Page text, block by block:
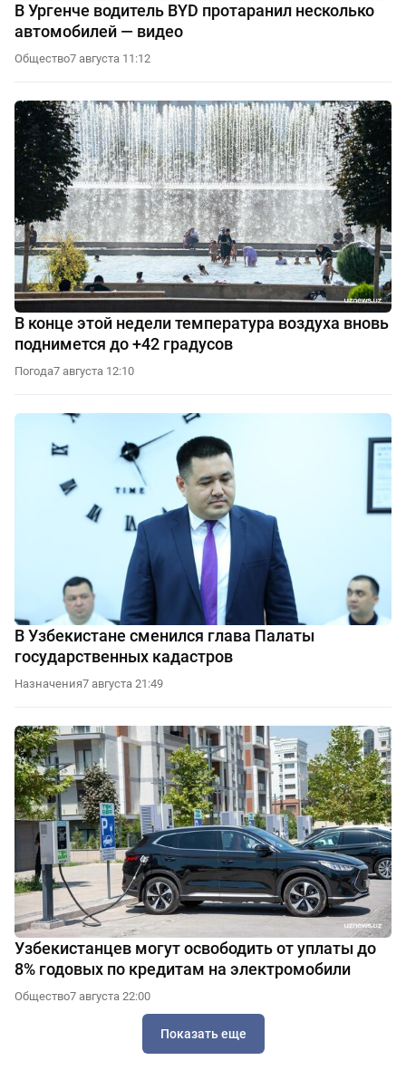
В Ургенче водитель BYD протаранил несколько
автомобилей — видео
Общество7 августа 11:12
В конце этой недели температура воздуха вновь
поднимется до +42 градусов
Погода7 августа 12:10
В Узбекистане сменился глава Палаты
государственных кадастров
Назначения7 августа 21:49
Узбекистанцев могут освободить от уплаты до
8% годовых по кредитам на электромобили
Общество7 августа 22:00
Показать еще